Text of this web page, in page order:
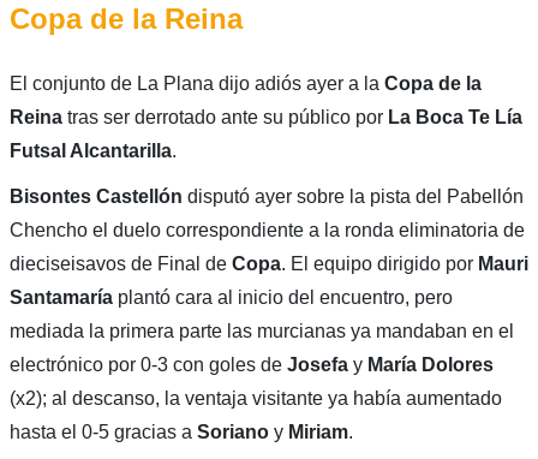
Copa de la Reina
El conjunto de La Plana dijo adiós ayer a la Copa de la
Reinatras ser derrotado ante su público por La Boca Te Lía
Futsal Alcantarilla.
Bisontes Castellón disputó ayer sobre la pista del Pabellón
Chencho el duelo correspondiente a la ronda eliminatoria de
dieciseisavos de Final de Copa. El equipo dirigido por Mauri
Santamaríaplantó cara al inicio del encuentro, pero
mediada la primera parte las murcianas ya mandaban en el
electrónico por 0-3 con goles de Josefa y María Dolores
(x2); al descanso, la ventaja visitante ya había aumentado
hasta el 0-5 gracias a Soriano y Miriam.